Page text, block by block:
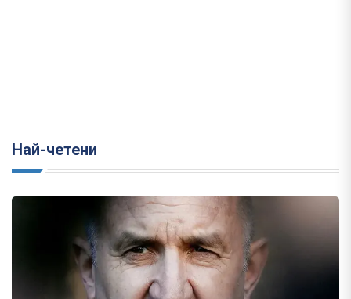
Най-четени